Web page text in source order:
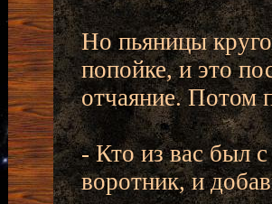
Но пьяницы
попойке, и это
отчаяние. Потом
- Кто из вас был
воротник, и